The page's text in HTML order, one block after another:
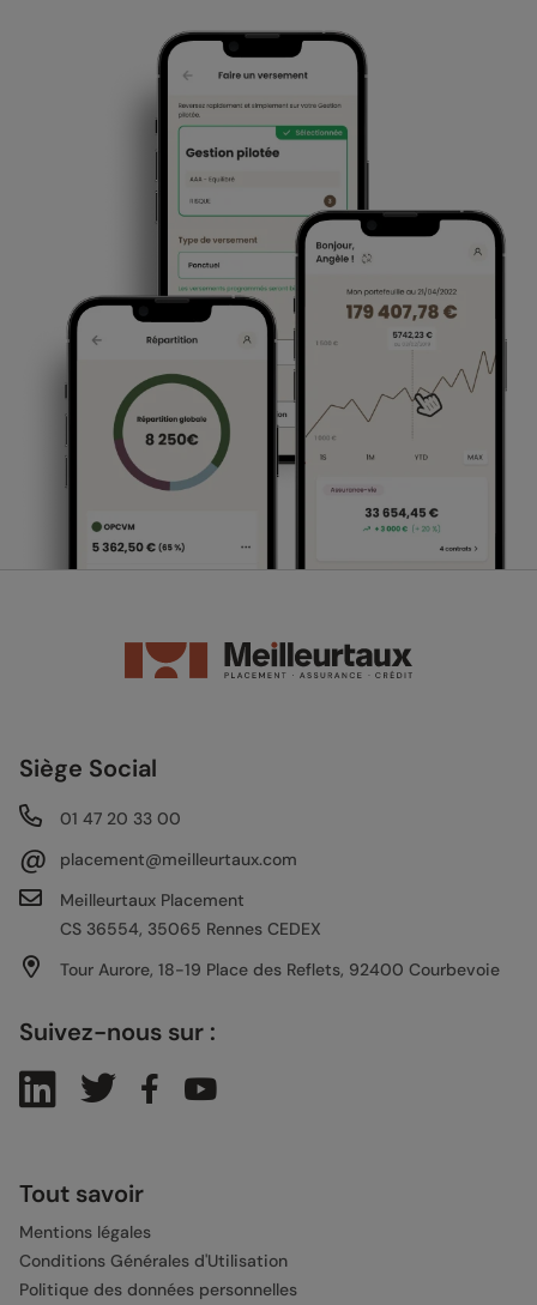
Siège Social
01 47 20 33 00
@
placement@meilleurtaux.com
Meilleurtaux Placement
CS 36554, 35065 Rennes CEDEX
Tour Aurore, 18-19 Place des Reflets, 92400 Courbevoie
Suivez-nous sur :
Tout savoir
Mentions légales
Conditions Générales d'Utilisation
Politique des données personnelles